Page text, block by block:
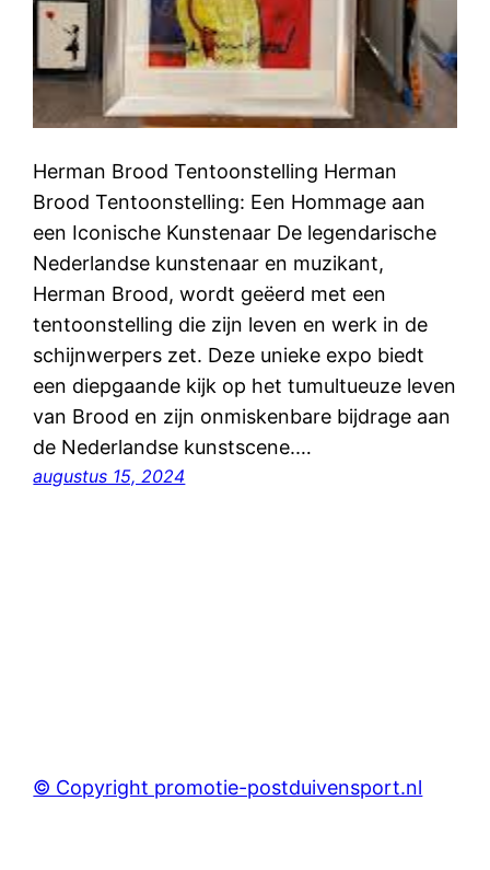
Herman Brood Tentoonstelling Herman
Brood Tentoonstelling: Een Hommage aan
een Iconische Kunstenaar De legendarische
Nederlandse kunstenaar en muzikant,
Herman Brood, wordt geëerd met een
tentoonstelling die zijn leven en werk in de
schijnwerpers zet. Deze unieke expo biedt
een diepgaande kijk op het tumultueuze leven
van Brood en zijn onmiskenbare bijdrage aan
de Nederlandse kunstscene.…
augustus 15, 2024
© Copyright promotie-postduivensport.nl